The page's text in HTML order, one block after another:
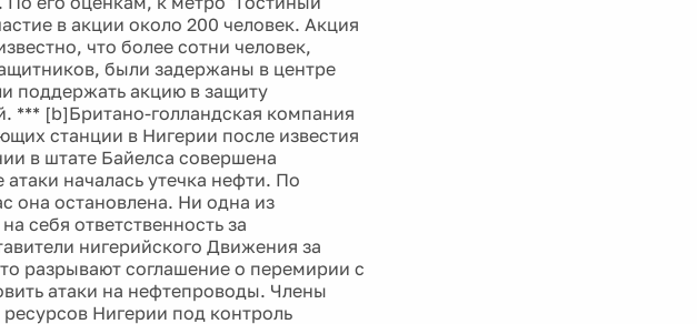
в акции около 200 человек. Акция
что более сотни человек,
были задержаны в центре
поддержать акцию в защиту
*** [b]Британо-голландская компания
станции в Нигерии после известия
в штате Байелса совершена
началась утечка нефти. По
она остановлена. Ни одна из
себя ответственность за
нигерийского Движения за
разрывают соглашение о перемирии с
атаки на нефтепроводы. Члены
Нигерии под контроль